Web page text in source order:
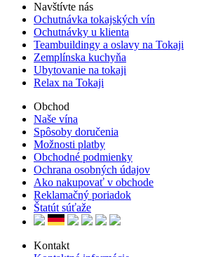
Navštívte nás
Ochutnávka tokajských vín
Ochutnávky u klienta
Teambuildingy a oslavy na Tokaji
Zemplínska kuchyňa
Ubytovanie na tokaji
Relax na Tokaji
Obchod
Naše vína
Spôsoby doručenia
Možnosti platby
Obchodné podmienky
Ochrana osobných údajov
Ako nakupovať v obchode
Reklamačný poriadok
Štatút súťaže
Kontakt